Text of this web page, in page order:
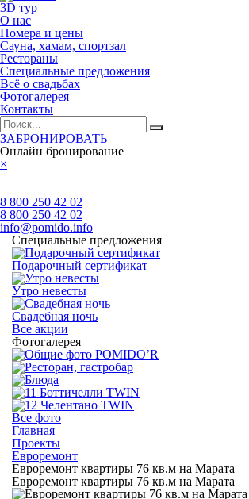
3D тур
О нас
Номера и цены
Сауна, хамам, спортзал
Рестораны
Специальные предложения
Всё о свадьбах
Фотогалерея
Контакты
ЗАБРОНИРОВАТЬ
Онлайн бронирование
×
8 800 250 42 02
8 800 250 42 02
info@pomido.info
Специальные предложения
Подарочный сертификат
Утро невесты
Свадебная ночь
Все акции
Фотогалерея
Все фото
Главная
Проекты
Евроремонт
Евроремонт квартиры 76 кв.м на Марата
Евроремонт квартиры 76 кв.м на Марата